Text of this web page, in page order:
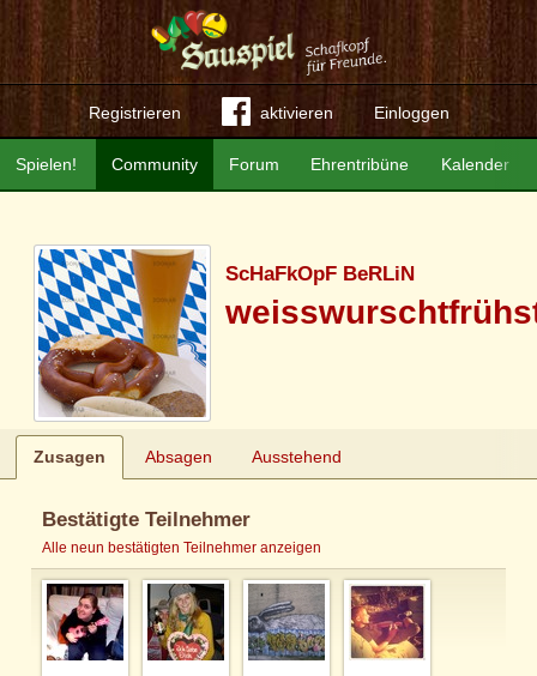
Registrieren aktivieren Einloggen
Community Forum Ehrentribüne Kalender
Spielen!
ScHaFkOpF BeRLiN
Zusagen Absagen Ausstehend
Bestätigte Teilnehmer
Alle neun bestätigten Teilnehmer anzeigen